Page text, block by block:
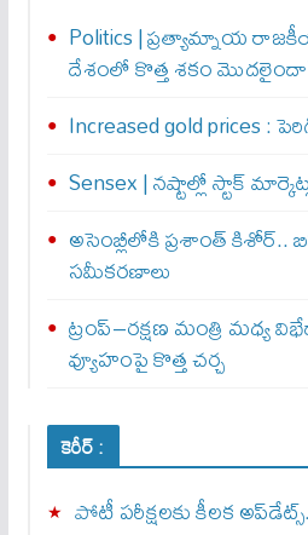
Politics | ప్రత్యామ్నాయ
దేశంలో కొత్త శకం
Increased gold prices :
Sensex | నష్టాల్లో స్టాక్
అసెంబ్లీలోకి ప్రశాంత్
సమీకరణాలు
ట్రంప్–రక్షణ మంత్రి మధ్య
వ్యూహంపై కొత్త చర్చ
కెరీర్ :
పోటీ పరీక్షలకు కీలక అప్‌డేట్స్.